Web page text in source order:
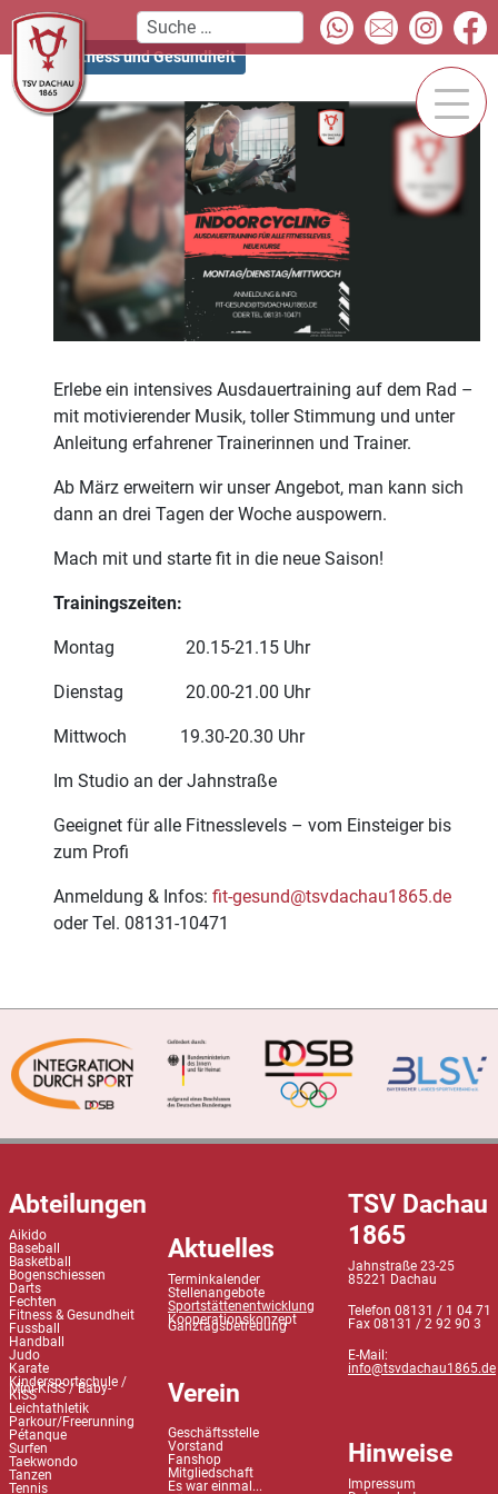
Fitness und Gesundheit
Erlebe ein intensives Ausdauertraining auf dem Rad –
mit motivierender Musik, toller Stimmung und unter
Anleitung erfahrener Trainerinnen und Trainer.
Ab März erweitern wir unser Angebot, man kann sich
dann an drei Tagen der Woche auspowern.
Mach mit und starte fit in die neue Saison!
Trainingszeiten:
Montag 20.15-21.15 Uhr
Dienstag 20.00-21.00 Uhr
Mittwoch 19.30-20.30 Uhr
Im Studio an der Jahnstraße
Geeignet für alle Fitnesslevels – vom Einsteiger bis
zum Profi
Anmeldung & Infos: fit-gesund@tsvdachau1865.de
oder Tel. 08131-10471
Abteilungen
Aikido
Baseball
Basketball
Bogenschiessen
Darts
Fechten
Fitness & Gesundheit
Fussball
Handball
Judo
Karate
Kindersportschule /
Mini-KiSS / Baby-
KiSS
Leichtathletik
Parkour/Freerunning
Pétanque
Surfen
Taekwondo
Tanzen
Tennis
Aktuelles
Terminkalender
Stellenangebote
Sportstättenentwicklung
Kooperationskonzept
Ganztagsbetreuung
Verein
Geschäftsstelle
Vorstand
Fanshop
Mitgliedschaft
Es war einmal...
TSV Dachau
1865
Jahnstraße 23-25
85221 Dachau
Telefon 08131 / 1 04 71
Fax 08131 / 2 92 90 3
E-Mail:
info@tsvdachau1865.de
Hinweise
Impressum